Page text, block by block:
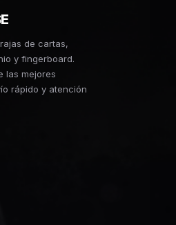
de cartas,
y fingerboard.
las mejores
rápido y atención